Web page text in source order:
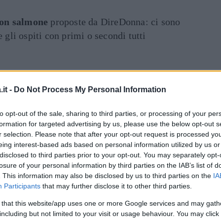
- Do Not Process My Personal Information
opt-out of the sale, sharing to third parties, or processing of your
for targeted advertising by us, please use the below opt-out
selection. Please note that after your opt-out request is processed
interest-based ads based on personal information utilized by us
to third parties prior to your opt-out. You may separately
of your personal information by third parties on the IAB’s list of
This information may also be disclosed by us to third parties on the
Participants that may further disclose it to other third parties.
that this website/app uses one or more Google services and may
but not limited to your visit or usage behaviour. You may
salmone proposte da DireDonna: ci sono
gli ospiti con primi o secondi tutti
salmone fresco: 10 idee
facili
Intero o a tranci, con secondi al forno, in
padella o alla griglia, per primi con la pasta
o come piatto unico.
ELEONORA D'UFFIZI